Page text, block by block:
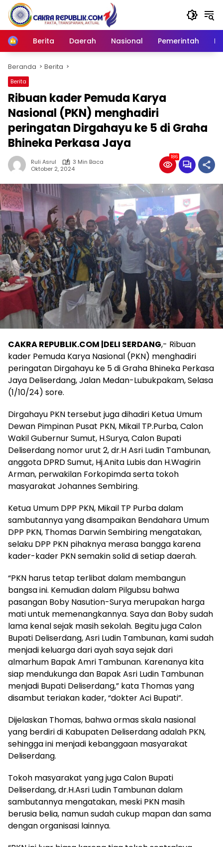
Langsung
konten
Home
Berita Daerah Nasional Pemerintah
Beranda Berita
Berita
Ribuan kader Pemuda Karya
Nasional (PKN) menghadiri
peringatan Dirgahayu ke 5 di Graha
Bhineka Perkasa Jaya
Ruli Asrul
3 Min Baca
Oktober 2, 2024
186
CAKRA REPUBLIK.COM |DELI SERDANG,- Ribuan
kader Pemuda Karya Nasional (PKN) menghadiri
peringatan Dirgahayu ke 5 di Graha Bhineka Perkasa
Jaya Deliserdang, Jalan Medan-Lubukpakam, Selasa
(1/10/24) sore.
Dirgahayu PKN tersebut juga dihadiri Ketua Umum
Dewan Pimpinan Pusat PKN, Mikail TP.Purba, Calon
Wakil Gubernur Sumut, H.Surya, Calon Bupati
Deliserdang nomor urut 2, dr.H Asri Ludin Tambunan,
anggota DPRD Sumut, Hj.Anita Lubis dan H.Wagirin
Arman, perwakilan Forkopimda serta tokoh
masyarakat Johannes Sembiring.
Ketua Umum DPP PKN, Mikail TP Purba dalam
sambutannya yang disampaikan Bendahara Umum
DPP PKN, Thomas Darwin Sembiring mengatakan,
selaku DPP PKN pihaknya merasa bangga karena
kader-kader PKN semakin solid di setiap daerah.
“PKN harus tetap terlibat dalam membangun
bangsa ini. Kemudian dalam Pilgubsu bahwa
pasangan Boby Nasution-Surya merupakan harga
mati untuk memenangkannya. Saya dan Boby sudah
lama kenal sejak masih sekolah. Begitu juga Calon
Bupati Deliserdang, Asri Ludin Tambunan, kami sudah
menjadi keluarga dari ayah saya sejak dari
almarhum Bapak Amri Tambunan. Karenanya kita
siap mendukunga dan Bapak Asri Ludin Tambunan
menjadi Bupati Deliserdang,” kata Thomas yang
disambut teriakan kader, “dokter Aci Bupati”.
Dijelaskan Thomas, bahwa ormas skala nasional
yang berdiri di Kabupaten Deliserdang adalah PKN,
sehingga ini menjadi kebanggaan masyarakat
Deliserdang.
Tokoh masyarakat yang juga Calon Bupati
Deliserdang, dr.H.Asri Ludin Tambunan dalam
sambutannya mengatakan, meski PKN masih
berusia belia, namun sudah cukup mapan dan sama
dengan organisasi lainnya.